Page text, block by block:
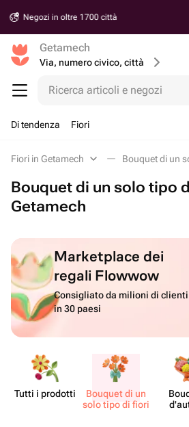
Consegna a partire da
Getamech
Via, numero civico, città
Ricerca articoli e negozi
Di tendenza Fiori
Fiori in Getamech Bouquet di un
Bouquet di un solo tipo
Getamech
Marketplace dei
regali Flowwow
Consigliato da milioni di clienti
in 30 paesi
Tutti i prodotti
Bouquet di un
solo tipo di fiori